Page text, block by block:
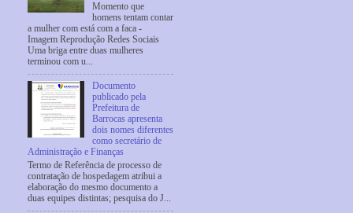
Momento que
homens tentam contar
a mulher com está com a faca -
Imagem Reprodução Redes Sociais
Uma briga entre duas mulheres
terminou com u...
Documento
publicado pela
Prefeitura de
Barrocas apresenta
dois nomes diferentes
como secretário de
Administração e Finanças
Termo de Referência de processo de
contratação de hospedagem atribui a
elaboração do mesmo documento a
duas equipes distintas; pesquisa do J...